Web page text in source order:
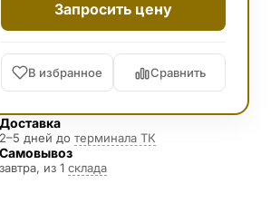
Запросить цену
В избранное Сравнить
Доставка
2–5 дней до терминала ТК
Самовывоз
завтра, из 1 склада